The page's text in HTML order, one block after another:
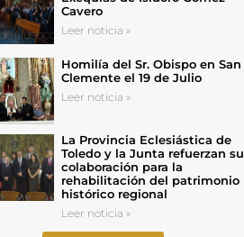
Cavero
Leer noticia »
Homilía del Sr. Obispo en San
Clemente el 19 de Julio
Leer noticia »
La Provincia Eclesiástica de
Toledo y la Junta refuerzan su
colaboración para la
rehabilitación del patrimonio
histórico regional
Leer noticia »